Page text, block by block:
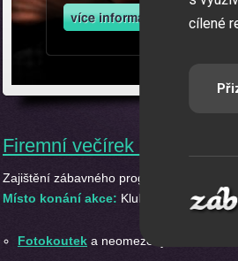
Firemní večírek 27. 9. 2024
Zajištění zábavného programu
Místo konání akce: Klub Parník Ostrava
Fotokoutek a neomezený tisk fotek
cílené